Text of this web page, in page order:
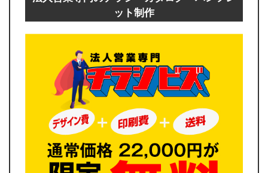
ット制作